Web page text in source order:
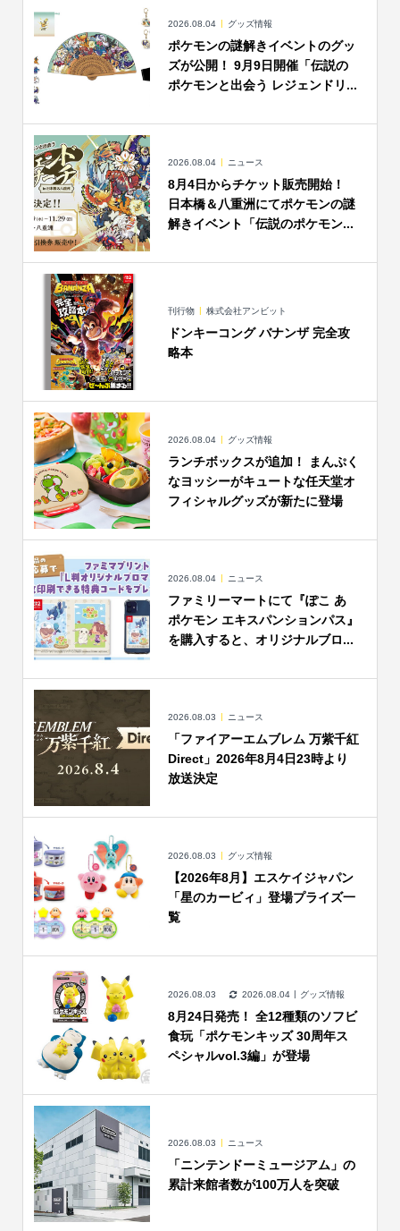
2026.08.04 グッズ情報
ポケモンの謎解きイベントのグッ
ズが公開！ 9月9日開催「伝説の
ポケモンと出会う レジェンドリ...
2026.08.04 ニュース
8月4日からチケット販売開始！
日本橋＆八重洲にてポケモンの謎
解きイベント「伝説のポケモン...
刊行物 株式会社アンビット
ドンキーコング バナンザ 完全攻
略本
2026.08.04 グッズ情報
ランチボックスが追加！ まんぷく
なヨッシーがキュートな任天堂オ
フィシャルグッズが新たに登場
2026.08.04 ニュース
ファミリーマートにて『ぽこ あ
ポケモン エキスパンションパス』
を購入すると、オリジナルブロ...
2026.08.03 ニュース
「ファイアーエムブレム 万紫千紅
Direct」2026年8月4日23時より
放送決定
2026.08.03 グッズ情報
【2026年8月】エスケイジャパン
「星のカービィ」登場プライズ一
覧
2026.08.03 2026.08.04 グッズ情報
8月24日発売！ 全12種類のソフビ
食玩「ポケモンキッズ 30周年ス
ペシャルvol.3編」が登場
2026.08.03 ニュース
「ニンテンドーミュージアム」の
累計来館者数が100万人を突破